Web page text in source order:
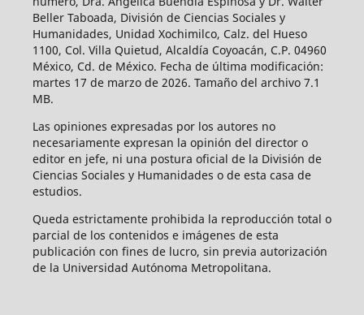
Beller Taboada, División de Ciencias Sociales y
Humanidades, Unidad Xochimilco, Calz. del Hueso
1100, Col. Villa Quietud, Alcaldía Coyoacán, C.P. 04960
México, Cd. de México. Fecha de última modificación:
martes 17 de marzo de 2026. Tamaño del archivo 7.1
MB.
Las opiniones expresadas por los autores no
necesariamente expresan la opinión del director o
editor en jefe, ni una postura oficial de la División de
Ciencias Sociales y Humanidades o de esta casa de
estudios.
Queda estrictamente prohibida la reproducción total o
parcial de los contenidos e imágenes de esta
publicación con fines de lucro, sin previa autorización
de la Universidad Autónoma Metropolitana.